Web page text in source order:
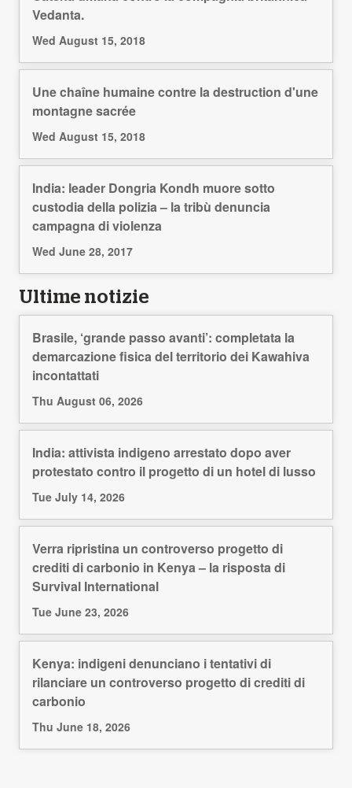
Vedanta.
Wed August 15, 2018
Une chaîne humaine contre la destruction d'une
montagne sacrée
Wed August 15, 2018
India: leader Dongria Kondh muore sotto
custodia della polizia – la tribù denuncia
campagna di violenza
Wed June 28, 2017
Ultime notizie
Brasile, ‘grande passo avanti’: completata la
demarcazione fisica del territorio dei Kawahiva
incontattati
Thu August 06, 2026
India: attivista indigeno arrestato dopo aver
protestato contro il progetto di un hotel di lusso
Tue July 14, 2026
Verra ripristina un controverso progetto di
crediti di carbonio in Kenya – la risposta di
Survival International
Tue June 23, 2026
Kenya: indigeni denunciano i tentativi di
rilanciare un controverso progetto di crediti di
carbonio
Thu June 18, 2026